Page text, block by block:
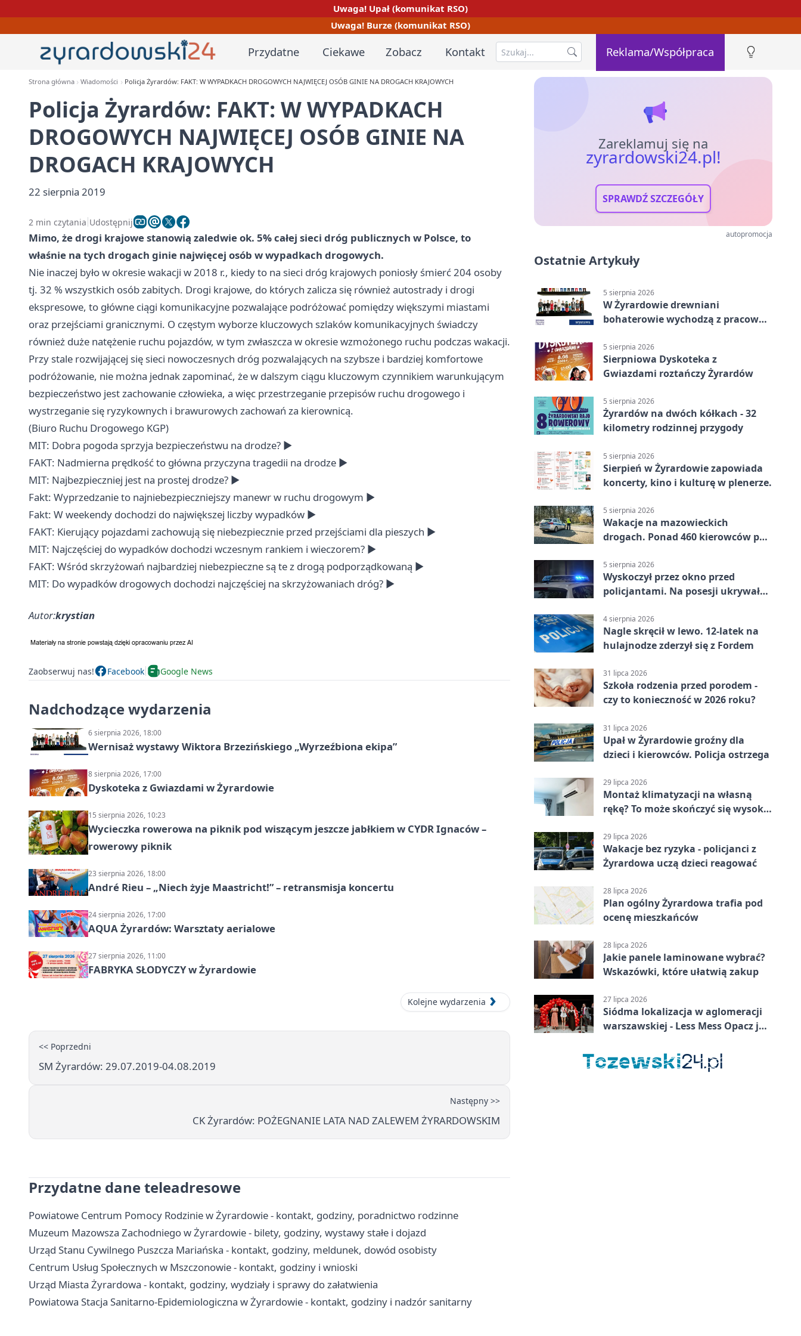
Uwaga! Upał (komunikat RSO)
Uwaga! Burze (komunikat RSO)
Przydatne Ciekawe Zobacz Kontakt Reklama/Współpraca
Strona główna Wiadomości Policja Żyrardów: FAKT: W WYPADKACH DROGOWYCH NAJWIĘCEJ OSÓB GINIE NA DROGACH KRAJOWYCH
Policja Żyrardów: FAKT: W WYPADKACH
DROGOWYCH NAJWIĘCEJ OSÓB GINIE NA
DROGACH KRAJOWYCH
22 sierpnia 2019
2 min czytania Udostępnij
Mimo, że drogi krajowe stanowią zaledwie ok. 5% całej sieci dróg publicznych w Polsce, to
właśnie na tych drogach ginie najwięcej osób w wypadkach drogowych.
Nie inaczej było w okresie wakacji w 2018 r., kiedy to na sieci dróg krajowych poniosły śmierć 204 osoby
tj. 32 % wszystkich osób zabitych. Drogi krajowe, do których zalicza się również autostrady i drogi
ekspresowe, to główne ciągi komunikacyjne pozwalające podróżować pomiędzy większymi miastami
oraz przejściami granicznymi. O częstym wyborze kluczowych szlaków komunikacyjnych świadczy
również duże natężenie ruchu pojazdów, w tym zwłaszcza w okresie wzmożonego ruchu podczas wakacji.
Przy stale rozwijającej się sieci nowoczesnych dróg pozwalających na szybsze i bardziej komfortowe
podróżowanie, nie można jednak zapominać, że w dalszym ciągu kluczowym czynnikiem warunkującym
bezpieczeństwo jest zachowanie człowieka, a więc przestrzeganie przepisów ruchu drogowego i
wystrzeganie się ryzykownych i brawurowych zachowań za kierownicą.
(Biuro Ruchu Drogowego KGP)
MIT: Dobra pogoda sprzyja bezpieczeństwu na drodze? ►
FAKT: Nadmierna prędkość to główna przyczyna tragedii na drodze ►
MIT: Najbezpieczniej jest na prostej drodze? ►
Fakt: Wyprzedzanie to najniebezpieczniejszy manewr w ruchu drogowym ►
Fakt: W weekendy dochodzi do największej liczby wypadków ►
FAKT: Kierujący pojazdami zachowują się niebezpiecznie przed przejściami dla pieszych ►
MIT: Najczęściej do wypadków dochodzi wczesnym rankiem i wieczorem? ►
FAKT: Wśród skrzyżowań najbardziej niebezpieczne są te z drogą podporządkowaną ►
MIT: Do wypadków drogowych dochodzi najczęściej na skrzyżowaniach dróg? ►
Autor:krystian
Zaobserwuj nas! Facebook Google News
Nadchodzące wydarzenia
6 sierpnia 2026, 18:00
Wernisaż wystawy Wiktora Brzezińskiego „Wyrzeźbiona ekipa”
8 sierpnia 2026, 17:00
Dyskoteka z Gwiazdami w Żyrardowie
15 sierpnia 2026, 10:23
Wycieczka rowerowa na piknik pod wiszącym jeszcze jabłkiem w CYDR Ignaców –
rowerowy piknik
23 sierpnia 2026, 18:00
André Rieu – „Niech żyje Maastricht!” – retransmisja koncertu
24 sierpnia 2026, 17:00
AQUA Żyrardów: Warsztaty aerialowe
27 sierpnia 2026, 11:00
FABRYKA SŁODYCZY w Żyrardowie
Kolejne wydarzenia
<< Poprzedni
SM Żyrardów: 29.07.2019-04.08.2019
Następny >>
CK Żyrardów: POŻEGNANIE LATA NAD ZALEWEM ŻYRARDOWSKIM
Przydatne dane teleadresowe
Powiatowe Centrum Pomocy Rodzinie w Żyrardowie - kontakt, godziny, poradnictwo rodzinne
Muzeum Mazowsza Zachodniego w Żyrardowie - bilety, godziny, wystawy stałe i dojazd
Urząd Stanu Cywilnego Puszcza Mariańska - kontakt, godziny, meldunek, dowód osobisty
Centrum Usług Społecznych w Mszczonowie - kontakt, godziny i wnioski
Urząd Miasta Żyrardowa - kontakt, godziny, wydziały i sprawy do załatwienia
Powiatowa Stacja Sanitarno-Epidemiologiczna w Żyrardowie - kontakt, godziny i nadzór sanitarny
Zareklamuj się na
zyrardowski24.pl!
SPRAWDŹ SZCZEGÓŁY
autopromocja
Ostatnie Artykuły
5 sierpnia 2026
W Żyrardowie drewniani
bohaterowie wychodzą z pracowni
5 sierpnia 2026
Sierpniowa Dyskoteka z
Gwiazdami roztańczy Żyrardów
5 sierpnia 2026
Żyrardów na dwóch kółkach - 32
kilometry rodzinnej przygody
5 sierpnia 2026
Sierpień w Żyrardowie zapowiada
koncerty, kino i kulturę w plenerze.
5 sierpnia 2026
Wakacje na mazowieckich
drogach. Ponad 460 kierowców po
5 sierpnia 2026
Wyskoczył przez okno przed
policjantami. Na posesji ukrywał
4 sierpnia 2026
Nagle skręcił w lewo. 12-latek na
hulajnodze zderzył się z Fordem
31 lipca 2026
Szkoła rodzenia przed porodem -
czy to konieczność w 2026 roku?
31 lipca 2026
Upał w Żyrardowie groźny dla
dzieci i kierowców. Policja ostrzega
29 lipca 2026
Montaż klimatyzacji na własną
rękę? To może skończyć się wysoką
29 lipca 2026
Wakacje bez ryzyka - policjanci z
Żyrardowa uczą dzieci reagować
28 lipca 2026
Plan ogólny Żyrardowa trafia pod
ocenę mieszkańców
28 lipca 2026
Jakie panele laminowane wybrać?
Wskazówki, które ułatwią zakup
27 lipca 2026
Siódma lokalizacja w aglomeracji
warszawskiej - Less Mess Opacz już